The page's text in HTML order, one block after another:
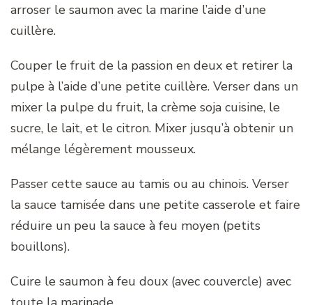
arroser le saumon avec la marine l’aide d’une
cuillère.
Couper le fruit de la passion en deux et retirer la
pulpe à l’aide d’une petite cuillère. Verser dans un
mixer la pulpe du fruit, la crème soja cuisine, le
sucre, le lait, et le citron. Mixer jusqu’à obtenir un
mélange légèrement mousseux.
Passer cette sauce au tamis ou au chinois. Verser
la sauce tamisée dans une petite casserole et faire
réduire un peu la sauce à feu moyen (petits
bouillons).
Cuire le saumon à feu doux (avec couvercle) avec